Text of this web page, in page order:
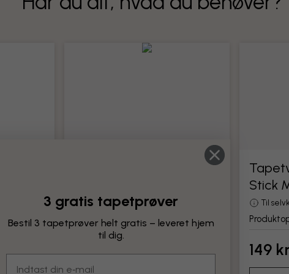
Produktoplysninger
149 kr.
Stick
Til
149
3 gratis tapetprøver
Bestil 3 tapetprøver helt gratis – leveret hjem
til dig.